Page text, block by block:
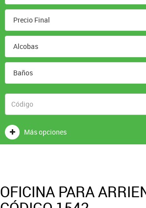
Más opciones
OFICINA PARA